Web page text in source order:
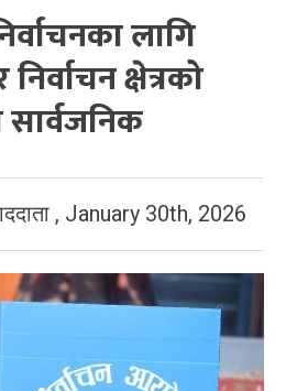
लागि
क्षेत्रको
, January 30th, 2026